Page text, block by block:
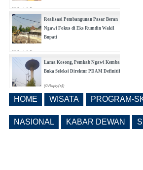
(0 Reply(s))
Realisasi Pembangunan Pasar Beran
Ngawi Fokus di Eks Rumdin Wakil
Bupati
(0 Reply(s))
Lama Kosong, Pemkab Ngawi Kembali
Buka Seleksi Direktur PDAM Definitif
(0 Reply(s))
Dikenai Denda dan Pembatasan
HOME WISATA PROGRAM-
NASIONAL KABAR DEWAN